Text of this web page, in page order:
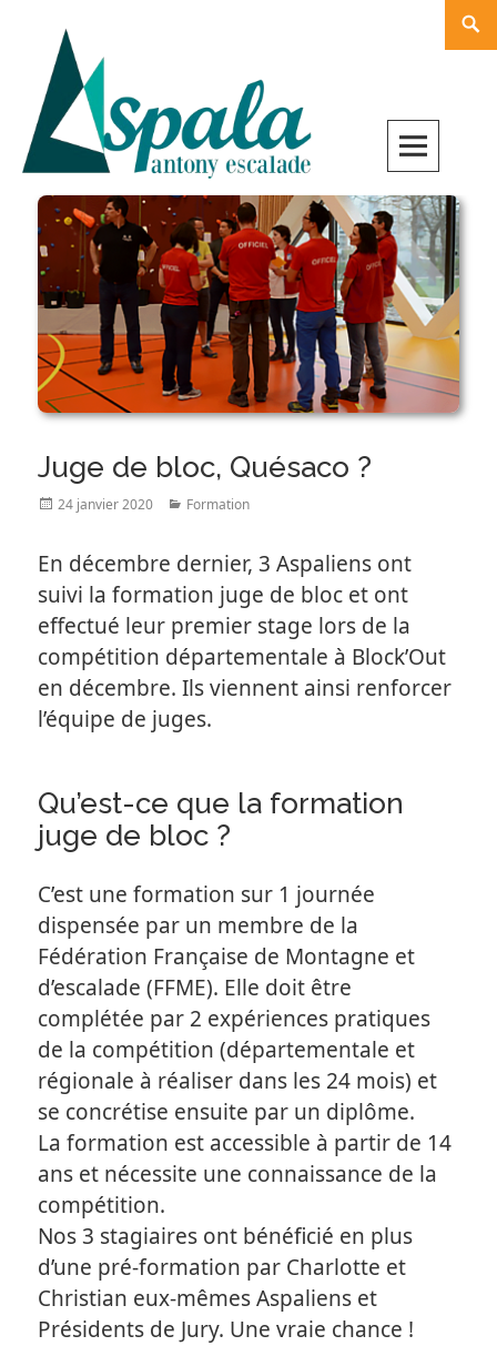
content
Juge de bloc, Quésaco ?
Posted
24 janvier 2020 Categories
Formation
En décembre dernier, 3 Aspaliens ont
suivi la formation juge de bloc et ont
effectué leur premier stage lors de la
compétition départementale à Block’Out
en décembre. Ils viennent ainsi renforcer
l’équipe de juges.
Qu’est-ce que la formation
juge de bloc ?
C’est une formation sur 1 journée
dispensée par un membre de la
Fédération Française de Montagne et
d’escalade (FFME). Elle doit être
complétée par 2 expériences pratiques
de la compétition (départementale et
régionale à réaliser dans les 24 mois) et
se concrétise ensuite par un diplôme.
La formation est accessible à partir de 14
ans et nécessite une connaissance de la
compétition.
Nos 3 stagiaires ont bénéficié en plus
d’une pré-formation par Charlotte et
Christian eux-mêmes Aspaliens et
Présidents de Jury. Une vraie chance !